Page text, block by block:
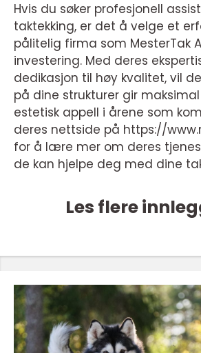
Hvis du søker profesjonell
taktekking, er det å velge et
pålitelig firma som MesterTak
investering. Med deres
dedikasjon til høy kvalitet, vil
på dine strukturer gir
estetisk appell i årene som
deres nettside på https://
for å lære mer om deres
de kan hjelpe deg med dine
Les flere